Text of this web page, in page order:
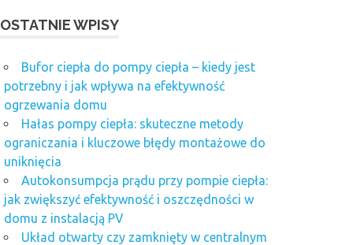
OSTATNIE WPISY
Bufor ciepła do pompy ciepła – kiedy jest
potrzebny i jak wpływa na efektywność
ogrzewania domu
Hałas pompy ciepła: skuteczne metody
ograniczania i kluczowe błędy montażowe do
uniknięcia
Autokonsumpcja prądu przy pompie ciepła:
jak zwiększyć efektywność i oszczędności w
domu z instalacją PV
Układ otwarty czy zamknięty w centralnym